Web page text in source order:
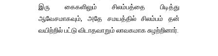
இரு கைகளிலும் சிலம்பத்தை பிடித்து
ஆவேசமாகவும், அதே சமயத்தில் சிலம்பம் தன்
வயிற்றில் பட்டு விடாதவாறும் லாவகமாக சுழற்றினார்.